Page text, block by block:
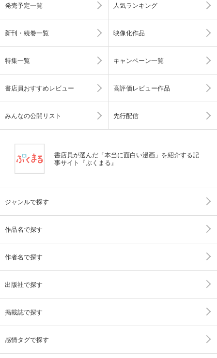
発売予定一覧 人気ランキング
新刊・続巻一覧 映像化作品
特集一覧 キャンペーン一覧
書店員おすすめレビュー 高評価レビュー作品
みんなの公開リスト 先行配信
書店員が選んだ「本当に面白い漫画」を紹介する記
事サイト『ぶくまる』
ジャンルで探す
作品名で探す
作者名で探す
出版社で探す
掲載誌で探す
感情タグで探す